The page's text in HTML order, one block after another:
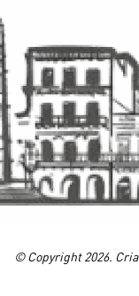
© Copyright 2026.